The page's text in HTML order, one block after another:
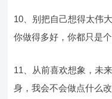
10、别把自己想得太伟
你做得多好，你都只是个
11、从前喜欢想象，未
身，我会不会做点什么